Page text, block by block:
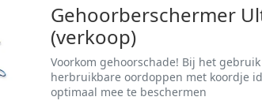
Gehoorberschermer
(verkoop)
Voorkom gehoorschade! Bij het
herbruikbare oordoppen met koordje
optimaal mee te beschermen